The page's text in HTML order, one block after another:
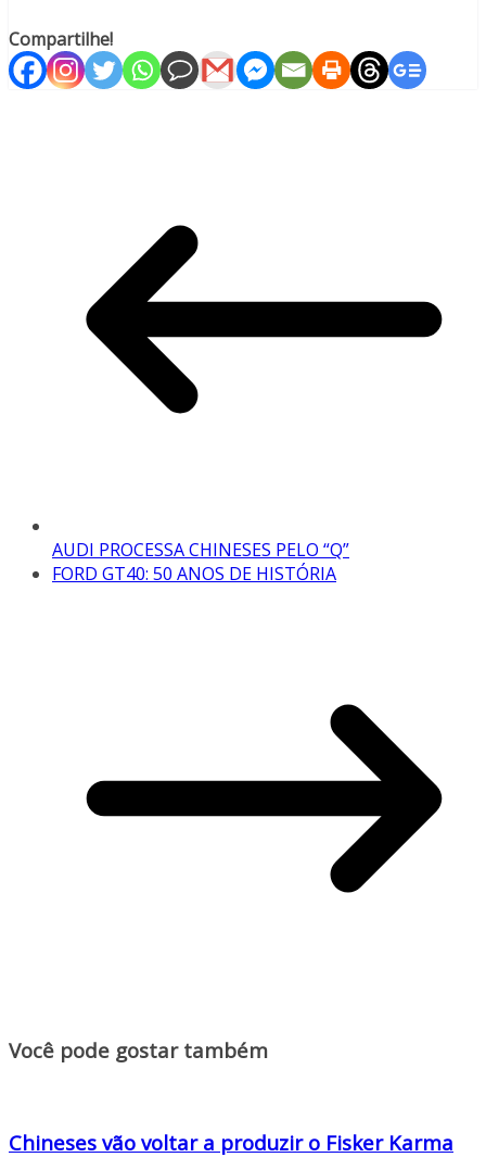
Compartilhe!
AUDI PROCESSA CHINESES PELO “Q”
FORD GT40: 50 ANOS DE HISTÓRIA
Você pode gostar também
Chineses vão voltar a produzir o Fisker Karma